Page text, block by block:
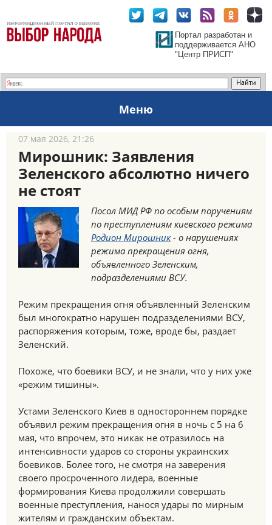
Портал разработан и
поддерживается АНО
"Центр ПРИСП"
Меню
07 мая 2026, 21:26
Мирошник: Заявления
Зеленского абсолютно ничего
не стоят
Посол МИД РФ по особым поручениям
по преступлениям киевского режима
Родион Мирошник- о нарушениях
режима прекращения огня,
объявленного Зеленским,
подразделениями ВСУ.
Режим прекращения огня объявленный Зеленским
был многократно нарушен подразделениями ВСУ,
распоряжения которым, тоже, вроде бы, раздает
Зеленский.
Похоже, что боевики ВСУ, и не знали, что у них уже
«режим тишины».
Устами Зеленского Киев в одностороннем порядке
объявил режим прекращения огня в ночь с 5 на 6
мая, что впрочем, это никак не отразилось на
интенсивности ударов со стороны украинских
боевиков. Более того, не смотря на заверения
своего просроченного лидера, военные
формирования Киева продолжили совершать
военные преступления, нанося удары по мирным
жителям и гражданским объектам.